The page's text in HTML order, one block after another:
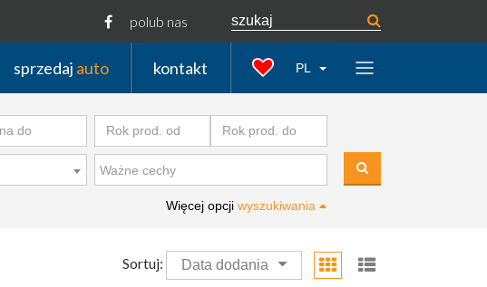
polub nas
sprzedaj auto kontakt PL
Więcej opcji wyszukiwania
Sortuj: Data dodania